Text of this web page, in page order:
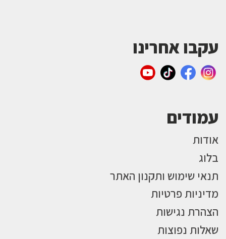
עקבו אחרינו
עמודים
אודות
בלוג
תנאי שימוש ותקנון האתר
מדיניות פרטיות
הצהרת נגישות
שאלות נפוצות